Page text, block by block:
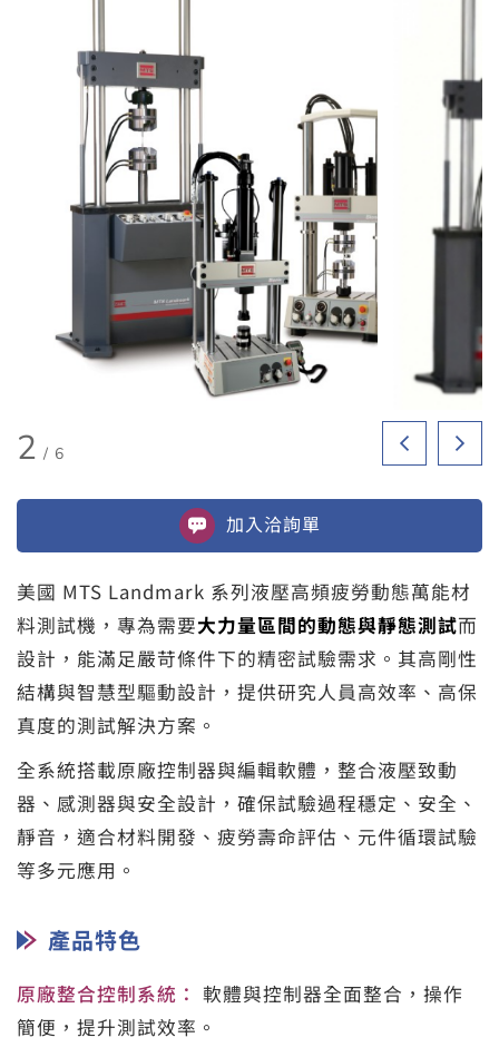
2 / 6
加入洽詢單
美國 MTS Landmark 系列液壓高頻疲勞動態萬能材
料測試機，專為需要大力量區間的動態與靜態測試而
設計，能滿足嚴苛條件下的精密試驗需求。其高剛性
結構與智慧型驅動設計，提供研究人員高效率、高保
真度的測試解決方案。
全系統搭載原廠控制器與編輯軟體，整合液壓致動
器、感測器與安全設計，確保試驗過程穩定、安全、
靜音，適合材料開發、疲勞壽命評估、元件循環試驗
等多元應用。
產品特色
原廠整合控制系統： 軟體與控制器全面整合，操作
簡便，提升測試效率。